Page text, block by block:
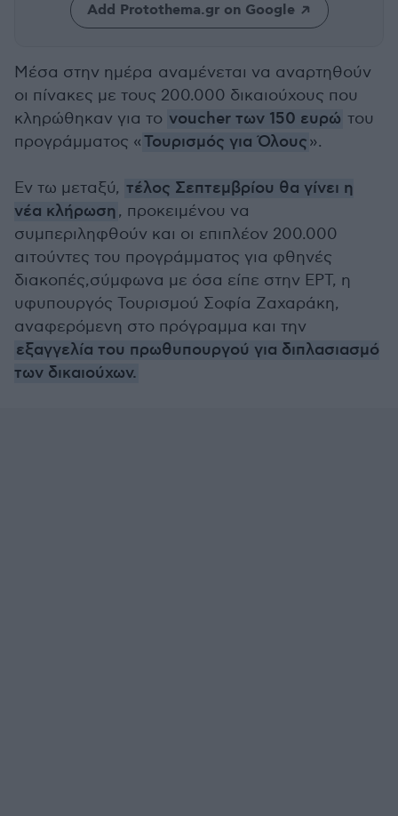
Add Protothema.gr on Google
Μέσα στην ημέρα αναμένεται να αναρτηθούν
οι πίνακες με τους 200.000 δικαιούχους που
κληρώθηκαν για το voucher των 150 ευρώ του
προγράμματος «Τουρισμός για Όλους».
Εν τω μεταξύ, τέλος Σεπτεμβρίου θα γίνει η
νέα κλήρωση, προκειμένου να
συμπεριληφθούν και οι επιπλέον 200.000
αιτούντες του προγράμματος για φθηνές
διακοπές,σύμφωνα με όσα είπε στην ΕΡΤ, η
υφυπουργός Τουρισμού Σοφία Ζαχαράκη,
αναφερόμενη στο πρόγραμμα και την
εξαγγελία του πρωθυπουργού για διπλασιασμό
των δικαιούχων.